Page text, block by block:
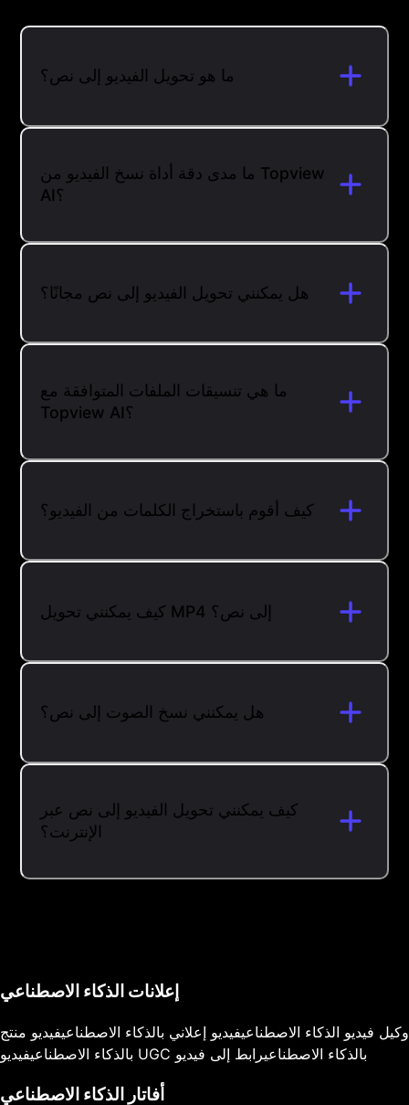
ما هو تحويل الفيديو إلى نص؟
ما مدى دقة أداة نسخ الفيديو من Topview
AI؟
هل يمكنني تحويل الفيديو إلى نص مجانًا؟
ما هي تنسيقات الملفات المتوافقة مع
Topview AI؟
كيف أقوم باستخراج الكلمات من الفيديو؟
كيف يمكنني تحويل MP4 إلى نص؟
هل يمكنني نسخ الصوت إلى نص؟
كيف يمكنني تحويل الفيديو إلى نص عبر
الإنترنت؟
إعلانات الذكاء الاصطناعي
وكيل فيديو الذكاء الاصطناعيفيديو إعلاني بالذكاء الاصطناعيفيديو منتج
بالذكاء الاصطناعي
فيديو UGC بالذكاء الاصطناعيرابط إلى فيديو
أفاتار الذكاء الاصطناعي